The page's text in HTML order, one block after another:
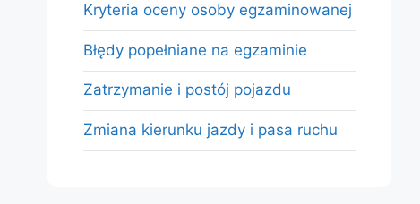
Kryteria oceny osoby egzaminowanej
Błędy popełniane na egzaminie
Zatrzymanie i postój pojazdu
Zmiana kierunku jazdy i pasa ruchu